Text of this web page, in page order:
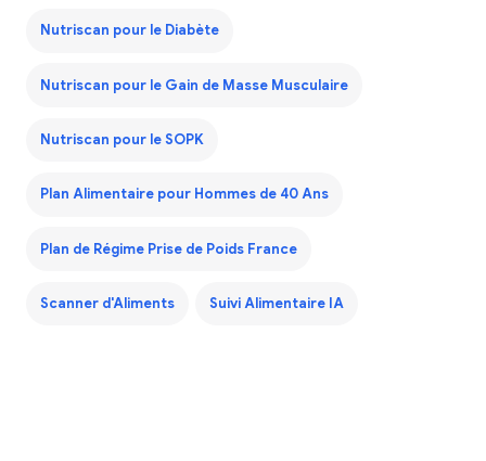
Nutriscan pour le Diabète
Nutriscan pour le Gain de Masse Musculaire
Nutriscan pour le SOPK
Plan Alimentaire pour Hommes de 40 Ans
Plan de Régime Prise de Poids France
Scanner d'Aliments Suivi Alimentaire IA